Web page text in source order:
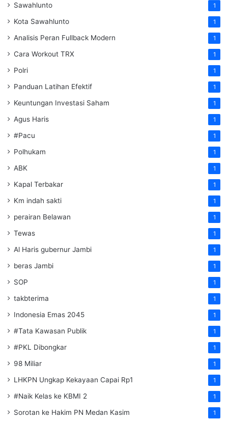
Sawahlunto 1
Kota Sawahlunto 1
Analisis Peran Fullback Modern 1
Cara Workout TRX 1
Polri 1
Panduan Latihan Efektif 1
Keuntungan Investasi Saham 1
Agus Haris 1
#Pacu 1
Polhukam 1
ABK 1
Kapal Terbakar 1
Km indah sakti 1
perairan Belawan 1
Tewas 1
Al Haris gubernur Jambi 1
beras Jambi 1
SOP 1
takbterima 1
Indonesia Emas 2045 1
#Tata Kawasan Publik 1
#PKL Dibongkar 1
98 Miliar 1
LHKPN Ungkap Kekayaan Capai Rp1 1
#Naik Kelas ke KBMI 2 1
Sorotan ke Hakim PN Medan Kasim 1